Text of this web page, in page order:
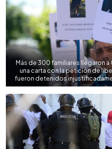
Más de 300 familiares llegaron
una carta con la petición de
fueron detenidos